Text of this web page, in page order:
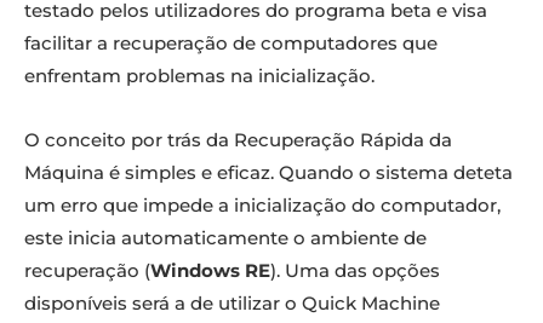
testado pelos utilizadores do programa beta e visa
facilitar a recuperação de computadores que
enfrentam problemas na inicialização.
O conceito por trás da Recuperação Rápida da
Máquina é simples e eficaz. Quando o sistema deteta
um erro que impede a inicialização do computador,
este inicia automaticamente o ambiente de
recuperação (Windows RE). Uma das opções
disponíveis será a de utilizar o Quick Machine